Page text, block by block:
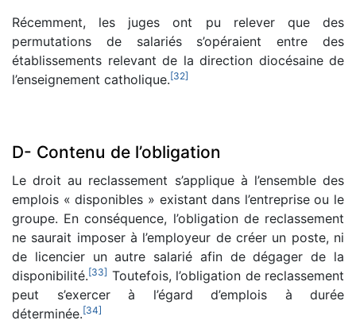
Récemment, les juges ont pu relever que des
permutations de salariés s’opéraient entre des
établissements relevant de la direction diocésaine de
l’enseignement catholique.[32]
D- Contenu de l’obligation
Le droit au reclassement s’applique à l’ensemble des
emplois « disponibles » existant dans l’entreprise ou le
groupe. En conséquence, l’obligation de reclassement
ne saurait imposer à l’employeur de créer un poste, ni
de licencier un autre salarié afin de dégager de la
disponibilité.[33] Toutefois, l’obligation de reclassement
peut s’exercer à l’égard d’emplois à durée
déterminée.[34]